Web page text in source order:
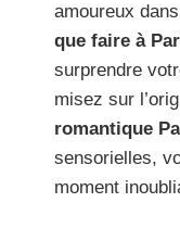
amoureux
que faire à
surprendre
misez sur
romantique
sensorielles,
moment